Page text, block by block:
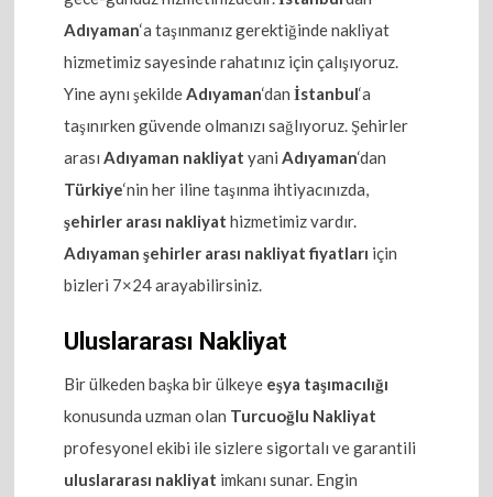
Adıyaman‘a taşınmanız gerektiğinde nakliyat
hizmetimiz sayesinde rahatınız için çalışıyoruz.
Yine aynı şekildeAdıyaman‘danİstanbul‘a
taşınırken güvende olmanızı sağlıyoruz. Şehirler
arasıAdıyaman nakliyat yaniAdıyaman‘dan
Türkiye‘nin her iline taşınma ihtiyacınızda,
şehirler arası nakliyat hizmetimiz vardır.
Adıyaman şehirler arası nakliyat fiyatları için
bizleri 7×24 arayabilirsiniz.
Uluslararası Nakliyat
Bir ülkeden başka bir ülkeye eşya taşımacılığı
konusunda uzman olan Turcuoğlu Nakliyat
profesyonel ekibi ile sizlere sigortalı ve garantili
uluslararası nakliyat imkanı sunar. Engin